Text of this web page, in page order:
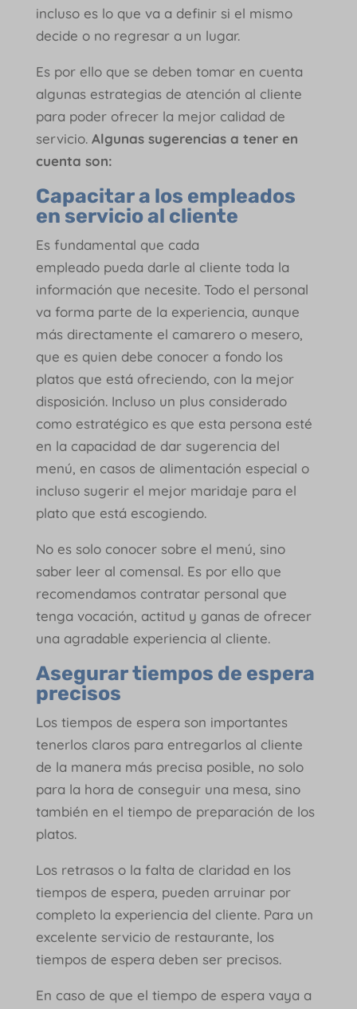
incluso es lo que va a definir si el mismo
decide o no regresar a un lugar.
Es por ello que se deben tomar en cuenta
algunas estrategias de atención al cliente
para poder ofrecer la mejor calidad de
servicio. Algunas sugerencias a tener en
cuenta son:
Capacitar a los empleados
en servicio al cliente
Es fundamental que cada
empleado pueda darle al cliente toda la
información que necesite. Todo el personal
va forma parte de la experiencia, aunque
más directamente el camarero o mesero,
que es quien debe conocer a fondo los
platos que está ofreciendo, con la mejor
disposición. Incluso un plus considerado
como estratégico es que esta persona esté
en la capacidad de dar sugerencia del
menú, en casos de alimentación especial o
incluso sugerir el mejor maridaje para el
plato que está escogiendo.
No es solo conocer sobre el menú, sino
saber leer al comensal. Es por ello que
recomendamos contratar personal que
tenga vocación, actitud y ganas de ofrecer
una agradable experiencia al cliente.
Asegurar tiempos de espera
precisos
Los tiempos de espera son importantes
tenerlos claros para entregarlos al cliente
de la manera más precisa posible, no solo
para la hora de conseguir una mesa, sino
también en el tiempo de preparación de los
platos.
Los retrasos o la falta de claridad en los
tiempos de espera, pueden arruinar por
completo la experiencia del cliente. Para un
excelente servicio de restaurante, los
tiempos de espera deben ser precisos.
En caso de que el tiempo de espera vaya a